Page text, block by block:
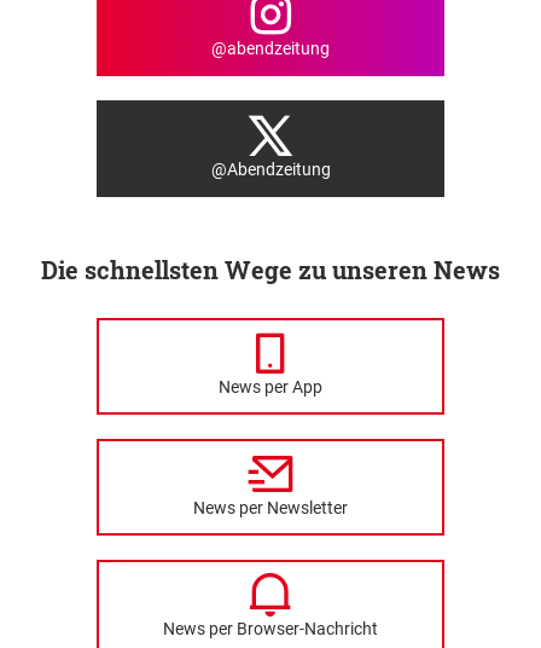
@abendzeitung
@Abendzeitung
Die schnellsten Wege zu unseren News
News per App
News per Newsletter
News per Browser-Nachricht